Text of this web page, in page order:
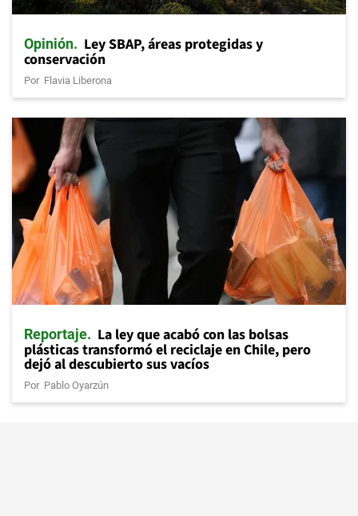
Opinión Ley SBAP, áreas protegidas y
conservación
Por Flavia Liberona
Reportaje La ley que acabó con las bolsas
plásticas transformó el reciclaje en Chile, pero
dejó al descubierto sus vacíos
Por Pablo Oyarzún